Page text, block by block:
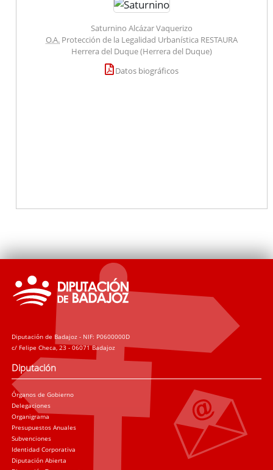
Saturnino Alcázar Vaquerizo
O.A. Protección de la Legalidad Urbanística RESTAURA
Herrera del Duque (Herrera del Duque)
Datos biográficos
Diputación de Badajoz - NIF: P0600000D
c/ Felipe Checa, 23 - 06071 Badajoz
Diputación
Órganos de Gobierno
Delegaciones
Organigrama
Presupuestos Anuales
Subvenciones
Identidad Corporativa
Diputación Abierta